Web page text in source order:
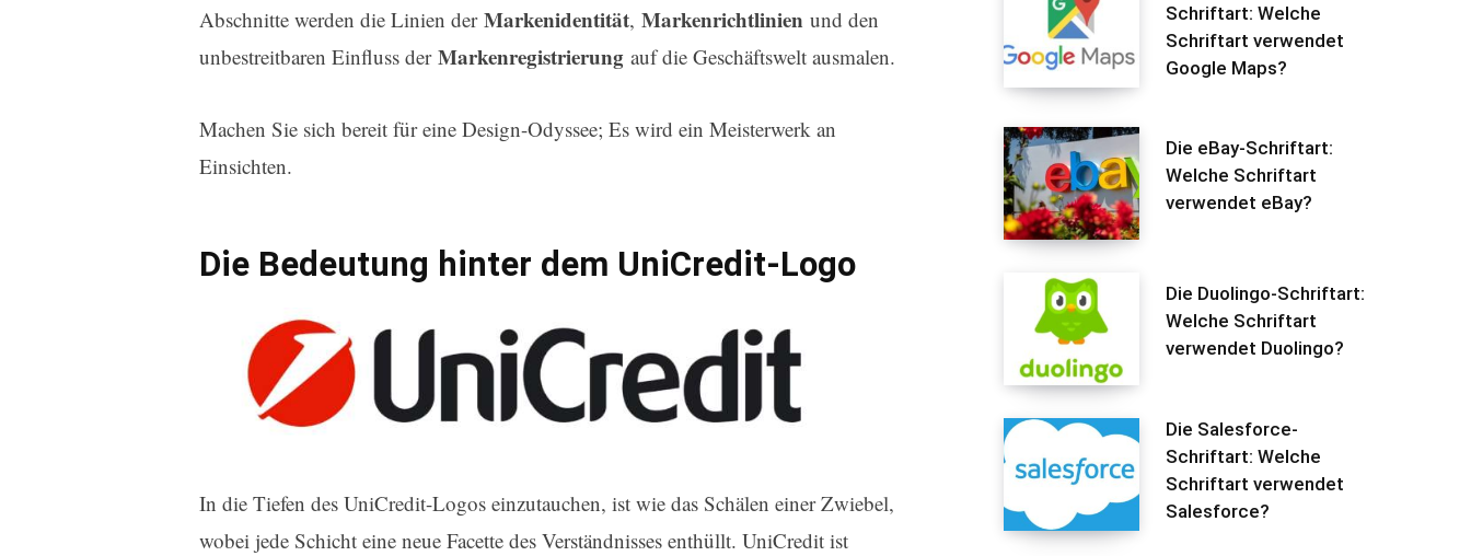
Abschnitte werden die Linien der Markenidentität, Markenrichtlinien und den
unbestreitbaren Einfluss der Markenregistrierungauf die Geschäftswelt ausmalen.
Machen Sie sich bereit für eine Design-Odyssee; Es wird ein Meisterwerk an
Einsichten.
Die Bedeutung hinter dem UniCredit-Logo
In die Tiefen des UniCredit-Logos einzutauchen, ist wie das Schälen einer Zwiebel,
wobei jede Schicht eine neue Facette des Verständnisses enthüllt. UniCredit ist
Schriftart: Welche
Schriftart verwendet
Google Maps?
Die eBay-Schriftart:
Welche Schriftart
verwendet eBay?
Die Duolingo-Schriftart:
Welche Schriftart
verwendet Duolingo?
Die Salesforce-
Schriftart: Welche
Schriftart verwendet
Salesforce?